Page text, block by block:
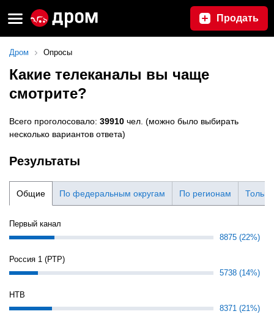
Продать
Дром Опросы
Какие телеканалы вы чаще
смотрите?
Всего проголосовало: 39910 чел. (можно было выбирать
несколько вариантов ответа)
Результаты
Общие По федеральным округам По регионам
Первый канал
8875 (22%)
Россия 1 (РТР)
5738 (14%)
НТВ
8371 (21%)